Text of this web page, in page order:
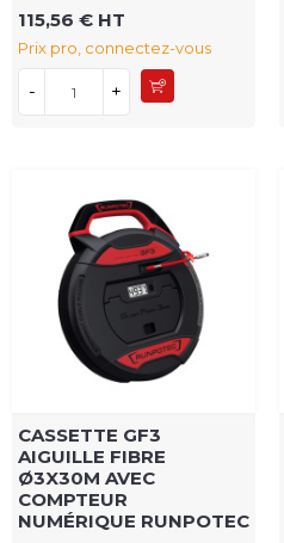
115,56 € HT
Prix pro, connectez-vous
- +
CASSETTE GF3
AIGUILLE FIBRE
Ø3X30M AVEC
COMPTEUR
NUMÉRIQUE RUNPOTEC